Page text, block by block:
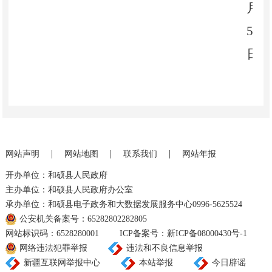
月
5
日
文件下载： 关于王临荣同志任职的通知
网站声明 网站地图 联系我们 网站年报
开办单位：和硕县人民政府
主办单位：和硕县人民政府办公室
承办单位：和硕县电子政务和大数据发展服务中心0996-5625524
公安机关备案号：65282802282805
网站标识码：6528280001
ICP备案号：新ICP备08000430号-1
网络违法犯罪举报
违法和不良信息举报
新疆互联网举报中心
本站举报 今日辟谣